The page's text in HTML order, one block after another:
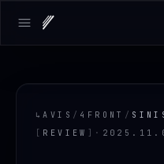
Open main menu
↳AVIS / 4FRONT /
[ REVIEW ] ·